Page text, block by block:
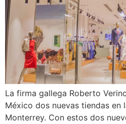
La firma gallega Roberto
México dos nuevas tiendas en
Monterrey. Con estos dos